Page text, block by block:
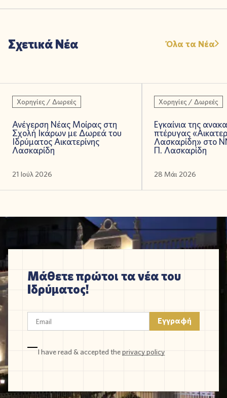
Σχετικά Νέα Όλα τα Νέα
Χορηγίες / Δωρεές
Ανέγερση Νέας Μοίρας στη
Σχολή Ικάρων με Δωρεά του
Ιδρύματος Αικατερίνης
Λασκαρίδη
21 Ιούλ 2026
Χορηγίες / Δωρεές
Εγκαίνια της
πτέρυγας
Λασκαρίδη» στο
Π. Λασκαρίδη
28 Μάι 2026
Μάθετε πρώτοι τα νέα του
Ιδρύματος!
I have read & accepted theprivacy policy